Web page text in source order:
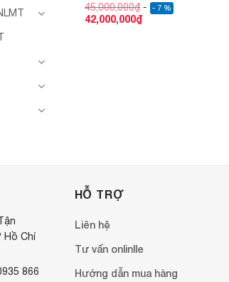
45,000,000₫ - 7 %
42,000,000₫
Hồ Chí
866
HỖ TRỢ
Liên hệ
Tư vấn onlinlle
Hướng dẫn mua hàng